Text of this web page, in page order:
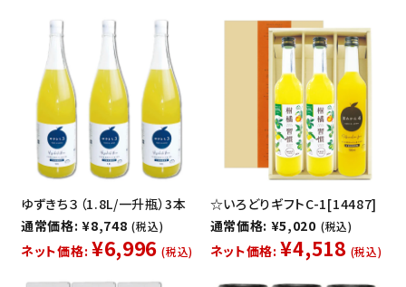
ゆずきち３（1.8L/一升瓶）3本
通常価格: ¥8,748 (税込)
ネット価格: ¥6,996 (税込)
☆いろどりギフトC-1[14487]
通常価格: ¥5,020 (税込)
ネット価格: ¥4,518 (税込)